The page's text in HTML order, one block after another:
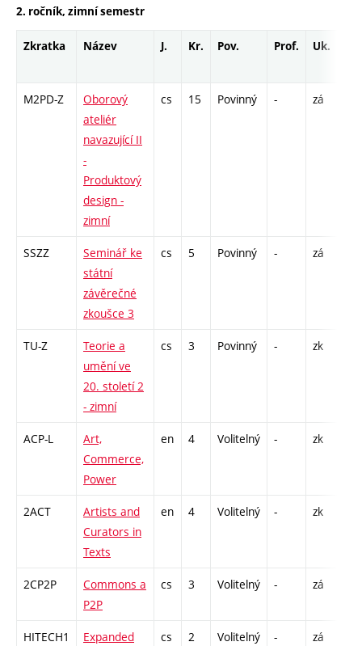
2. ročník, zimní semestr
Zkratka Název J. Kr. Pov. Prof. Uk.
M2PD-Z
Oborový
ateliér
navazující II
-
Produktový
design -
zimní
cs 15 Povinný - zá
SSZZ
Seminář ke
státní
závěrečné
zkoušce 3
cs 5 Povinný - zá
TU-Z
Teorie a
umění ve
20. století 2
- zimní
cs 3 Povinný - zk
ACP-L
Art,
Commerce,
Power
en 4 Volitelný - zk
2ACT
Artists and
Curators in
Texts
en 4 Volitelný - zk
2CP2P
Commons a
P2P
cs 3 Volitelný - zá
HITECH1
Expanded
cs 2 Volitelný - zá